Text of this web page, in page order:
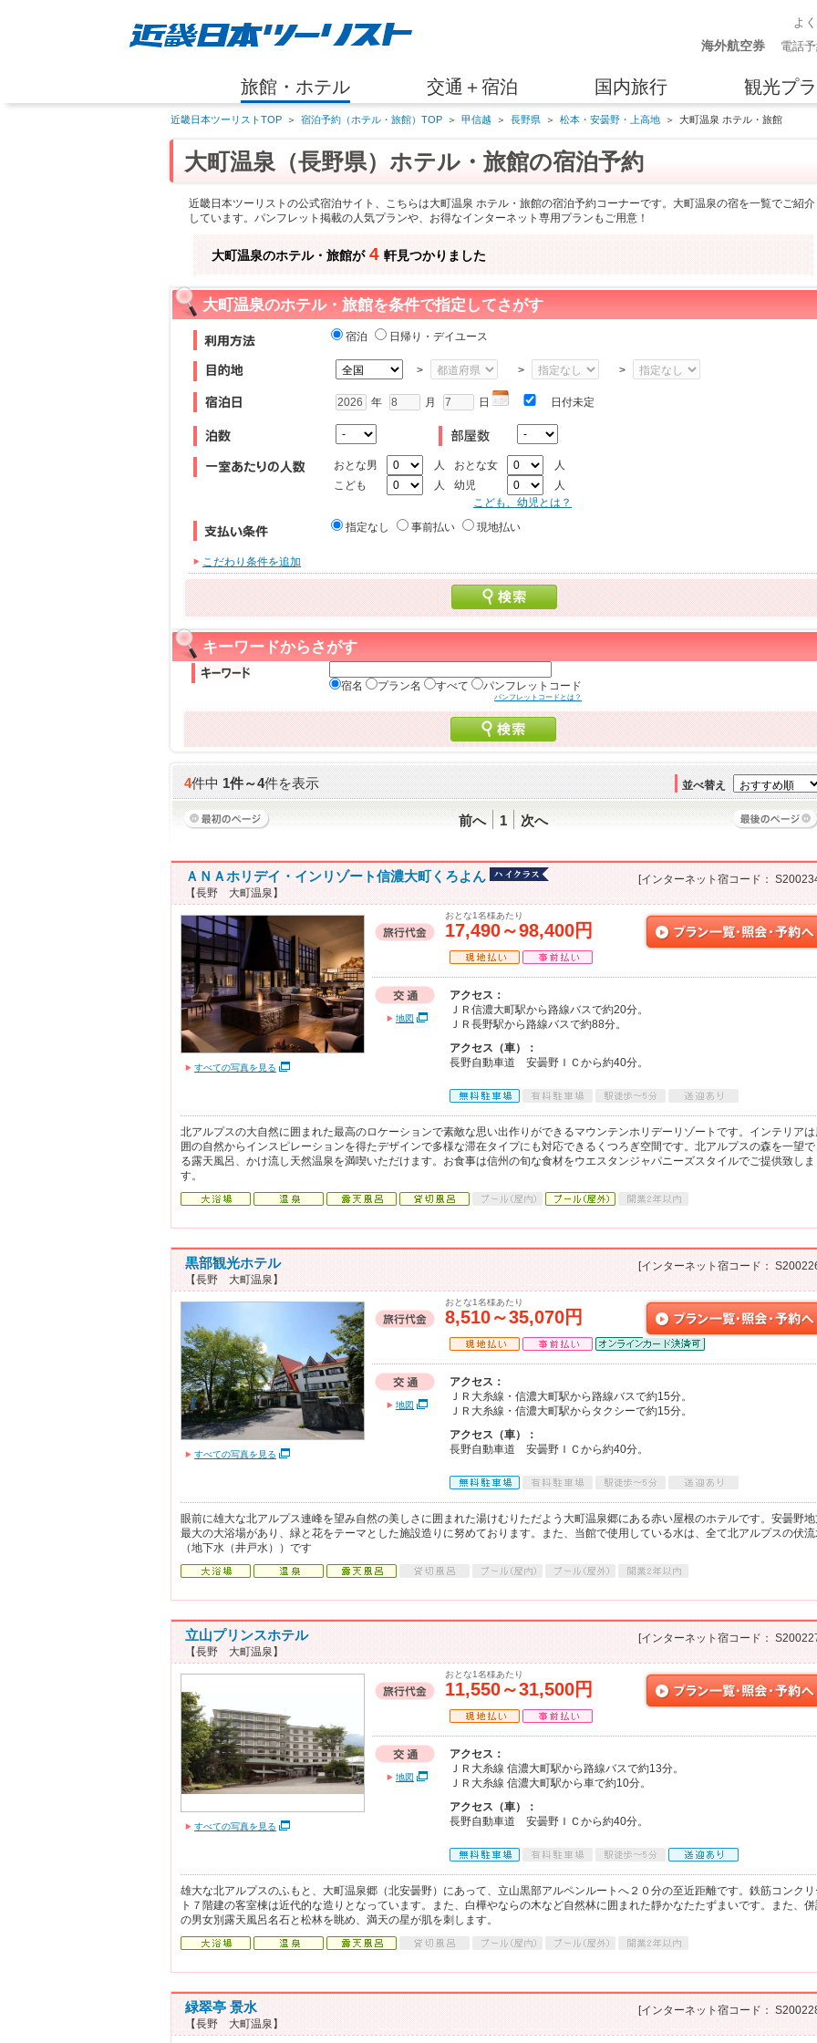
よ
海外航空券
電話
旅館・ホテル 交通＋宿泊 国内旅行 観光プ
近畿日本ツーリストTOP ＞ 宿泊予約（ホテル・旅館）TOP ＞ 甲信越 ＞ 長野県 ＞ 松本・安曇野・上高地 ＞ 大町温泉 ホテル・旅館
大町温泉（長野県）ホテル・旅館の宿泊予約
近畿日本ツーリストの公式宿泊サイト、こちらは大町温泉 ホテル・旅館の宿泊予約コーナーです。大町温泉の宿を一覧でご紹介
しています。パンフレット掲載の人気プランや、お得なインターネット専用プランもご用意！
大町温泉のホテル・旅館が 4 軒見つかりました
大町温泉のホテル・旅館を条件で指定してさがす
宿泊 日帰り・デイユース
> > >
年 月 日 日付未定
おとな男 人 おとな女
人
こども
人 幼児
人
こども、幼児とは？
指定なし
事前払い 現地払い
こだわり条件を追加
キーワードからさがす
宿名 プラン名 すべて パンフレットコード
パンフレットコードとは？
4件中1件～4件を表示 並べ替え
前へ 1 次へ
ＡＮＡホリデイ・インリゾート信濃大町くろよん
【長野 大町温泉】
[インターネット宿コード：
すべての写真を見る
おとな1名様あたり
17,490～98,400円
地図
アクセス：
ＪＲ信濃大町駅から路線バスで約20分。
ＪＲ長野駅から路線バスで約88分。
アクセス（車）：
長野自動車道 安曇野ＩＣから約40分。
北アルプスの大自然に囲まれた最高のロケーションで素敵な思い出作りができるマウンテンホリデーリゾートです。インテリアは
囲の自然からインスピレーションを得たデザインで多様な滞在タイプにも対応できるくつろぎ空間です。北アルプスの森を一望で
る露天風呂、かけ流し天然温泉を満喫いただけます。お食事は信州の旬な食材をウエスタンジャパニーズスタイルでご提供致しま
す。
黒部観光ホテル
【長野 大町温泉】
[インターネット宿コード：
すべての写真を見る
おとな1名様あたり
8,510～35,070円
地図
アクセス：
ＪＲ大糸線・信濃大町駅から路線バスで約15分。
ＪＲ大糸線・信濃大町駅からタクシーで約15分。
アクセス（車）：
長野自動車道 安曇野ＩＣから約40分。
眼前に雄大な北アルプス連峰を望み自然の美しさに囲まれた湯けむりただよう大町温泉郷にある赤い屋根のホテルです。安曇野
最大の大浴場があり、緑と花をテーマとした施設造りに努めております。また、当館で使用している水は、全て北アルプスの伏
（地下水（井戸水））です
立山プリンスホテル
【長野 大町温泉】
[インターネット宿コード：
すべての写真を見る
おとな1名様あたり
11,550～31,500円
地図
アクセス：
ＪＲ大糸線 信濃大町駅から路線バスで約13分。
ＪＲ大糸線 信濃大町駅から車で約10分。
アクセス（車）：
長野自動車道 安曇野ＩＣから約40分。
雄大な北アルプスのふもと、大町温泉郷（北安曇野）にあって、立山黒部アルペンルートへ２０分の至近距離です。鉄筋コンクリ
ト７階建の客室棟は近代的な造りとなっています。また、白樺やならの木など自然林に囲まれた靜かなたたずまいです。また、併
の男女別露天風呂名石と松林を眺め、満天の星が肌を刺します。
緑翠亭 景水
【長野 大町温泉】
[インターネット宿コード：